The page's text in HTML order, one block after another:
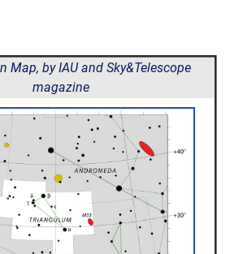
Map, by IAU and Sky&Telescope
magazine